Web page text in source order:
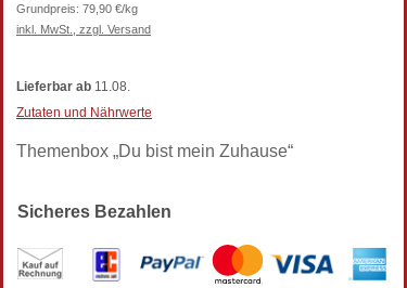
Grundpreis: 79,90 €/kg
inkl. MwSt., zzgl. Versand
Lieferbar ab 11.08.
Zutaten und Nährwerte
Themenbox „Du bist mein Zuhause“
Sicheres Bezahlen